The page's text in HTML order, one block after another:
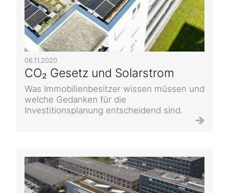
06.11.2020
CO₂ Gesetz und Solarstrom
Was Immobilienbesitzer wissen müssen und
welche Gedanken für die
Investitionsplanung entscheidend sind.